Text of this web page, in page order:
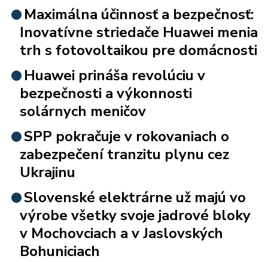
Maximálna účinnosť a bezpečnosť:
Inovatívne striedače Huawei menia
trh s fotovoltaikou pre domácnosti
Huawei prináša revolúciu v
bezpečnosti a výkonnosti
solárnych meničov
SPP pokračuje v rokovaniach o
zabezpečení tranzitu plynu cez
Ukrajinu
Slovenské elektrárne už majú vo
výrobe všetky svoje jadrové bloky
v Mochovciach a v Jaslovských
Bohuniciach